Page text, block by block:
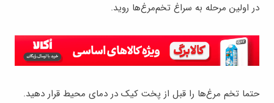
در ا‌ولین مرحله به سراغ تخم‌مرغ‌ها روید.
حتما تخم مرغ‌ها را قبل از پخت کیک در دمای محیط قرار دهید.